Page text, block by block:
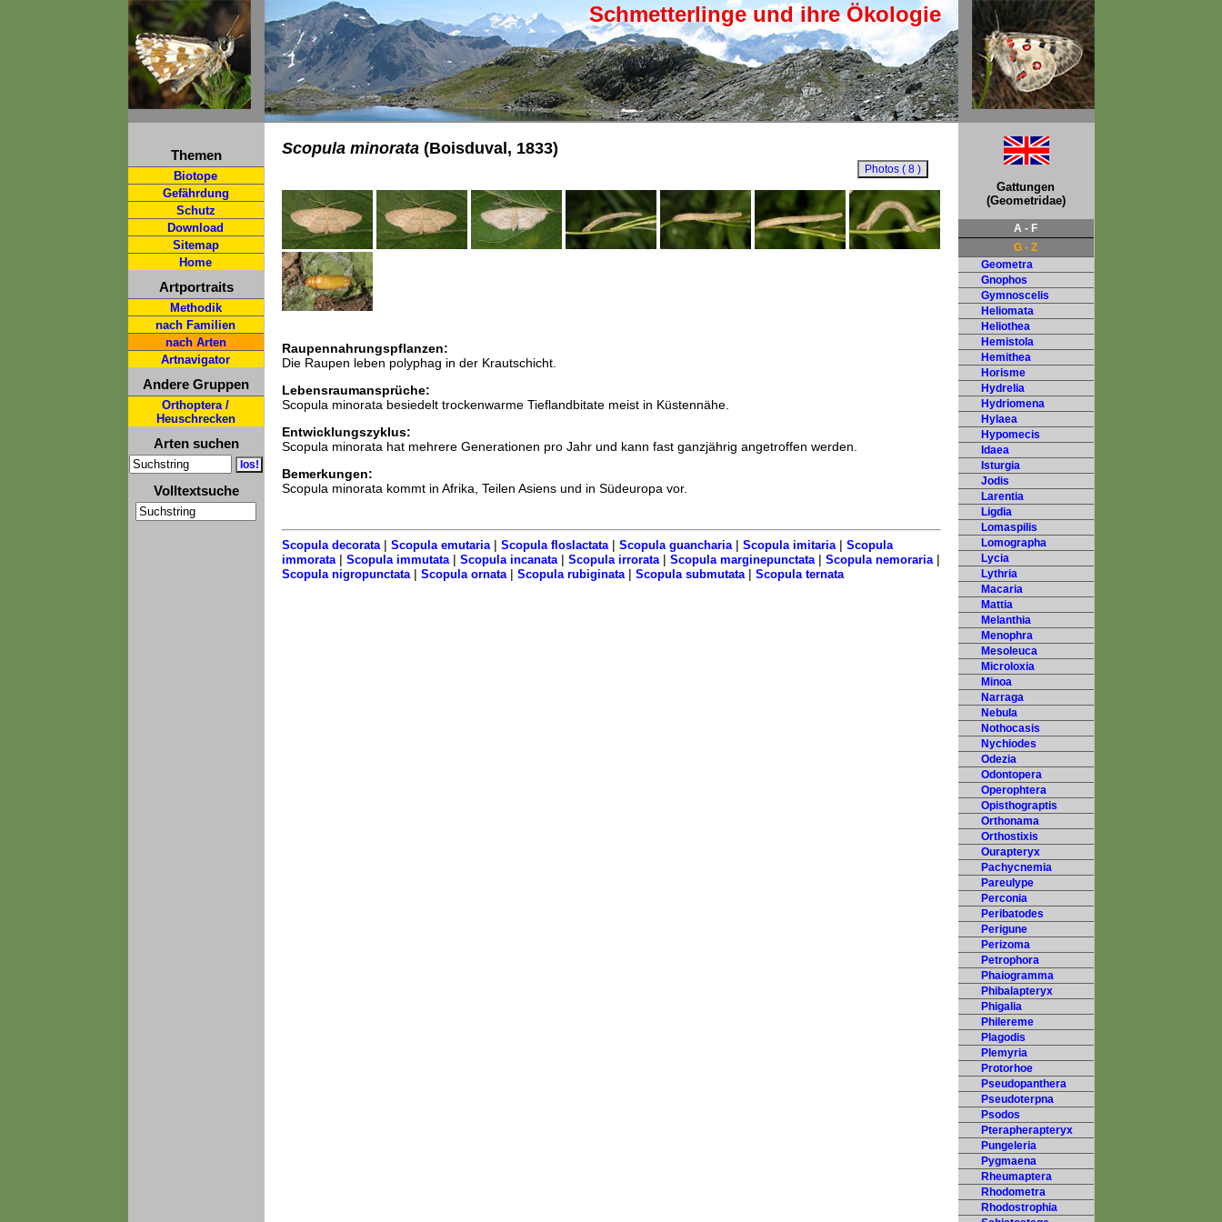
Schmetterlinge und ihre Ökologie
Themen
Biotope
Gefährdung
Schutz
Download
Sitemap
Home
Artportraits
Methodik
nach Familien
nach Arten
Artnavigator
Andere Gruppen
Orthoptera /
Heuschrecken
Arten suchen
Volltextsuche
Scopula minorata(Boisduval, 1833)
Raupennahrungspflanzen:
Die Raupen leben polyphag in der Krautschicht.
Lebensraumansprüche:
Scopula minorata besiedelt trockenwarme Tieflandbitate meist in Küstennähe.
Entwicklungszyklus:
Scopula minorata hat mehrere Generationen pro Jahr und kann fast ganzjährig angetroffen werden.
Bemerkungen:
Scopula minorata kommt in Afrika, Teilen Asiens und in Südeuropa vor.
Scopula decorata| Scopula emutaria| Scopula floslactata| Scopula guancharia| Scopula imitaria| Scopula
immorata| Scopula immutata| Scopula incanata| Scopula irrorata| Scopula marginepunctata| Scopula nemoraria|
Scopula nigropunctata| Scopula ornata| Scopula rubiginata| Scopula submutata| Scopula ternata
Gattungen
(Geometridae)
A - F
G - Z
Geometra
Gnophos
Gymnoscelis
Heliomata
Heliothea
Hemistola
Hemithea
Horisme
Hydrelia
Hydriomena
Hylaea
Hypomecis
Idaea
Isturgia
Jodis
Larentia
Ligdia
Lomaspilis
Lomographa
Lycia
Lythria
Macaria
Mattia
Melanthia
Menophra
Mesoleuca
Microloxia
Minoa
Narraga
Nebula
Nothocasis
Nychiodes
Odezia
Odontopera
Operophtera
Opisthograptis
Orthonama
Orthostixis
Ourapteryx
Pachycnemia
Pareulype
Perconia
Peribatodes
Perigune
Perizoma
Petrophora
Phaiogramma
Phibalapteryx
Phigalia
Philereme
Plagodis
Plemyria
Protorhoe
Pseudopanthera
Pseudoterpna
Psodos
Pterapherapteryx
Pungeleria
Pygmaena
Rheumaptera
Rhodometra
Rhodostrophia